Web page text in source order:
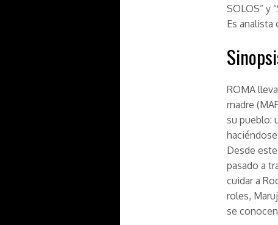
SOLOS” y
Es analista
ROMA
madre
su pueblo:
Desde
pasado a
cuidar a
roles,
se